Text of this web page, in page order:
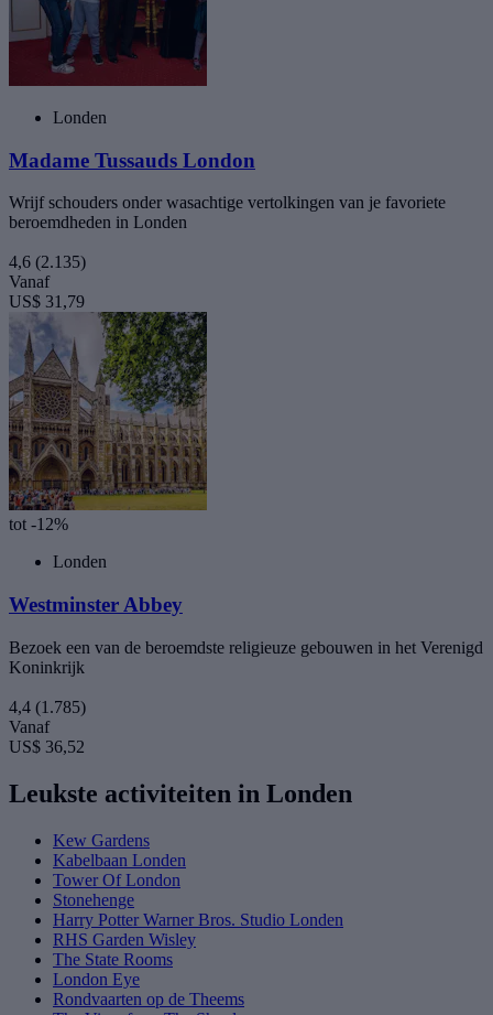
Londen
Madame Tussauds London
Wrijf schouders onder wasachtige vertolkingen van je favoriete
beroemdheden in Londen
4,6 (2.135)
Vanaf
US$ 31,79
tot -12%
Londen
Westminster Abbey
Bezoek een van de beroemdste religieuze gebouwen in het Verenigd
Koninkrijk
4,4 (1.785)
Vanaf
US$ 36,52
Leukste activiteiten in Londen
Kew Gardens
Kabelbaan Londen
Tower Of London
Stonehenge
Harry Potter Warner Bros. Studio Londen
RHS Garden Wisley
The State Rooms
London Eye
Rondvaarten op de Theems